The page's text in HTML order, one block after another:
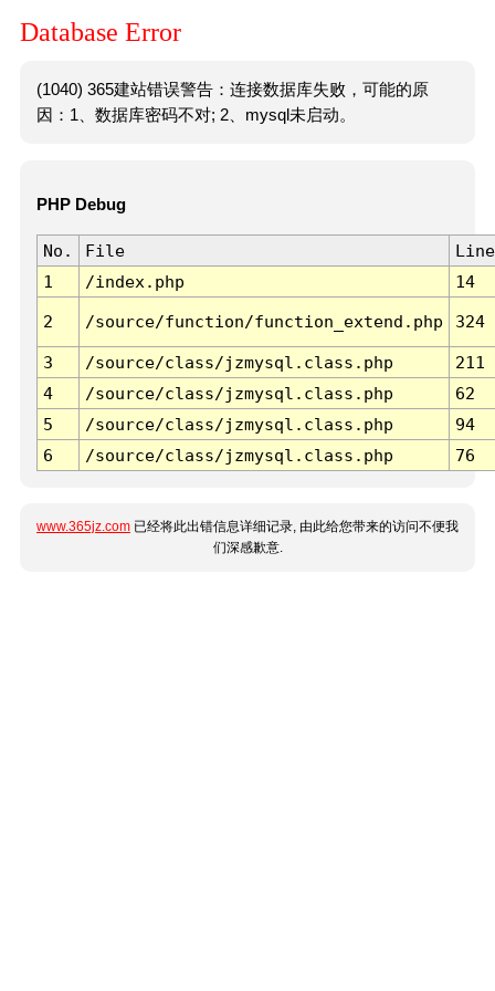
Database Error
(1040) 365建站错误警告：连接数据库失败，可能的原
因：1、数据库密码不对; 2、mysql未启动。
PHP Debug
No. File
Line
1
/index.php 14
2 /source/function/function_extend.php 324
3 /source/class/jzmysql.class.php
211
4
/source/class/jzmysql.class.php
62
5
/source/class/jzmysql.class.php
94
6
/source/class/jzmysql.class.php 76
www.365jz.com 已经将此出错信息详细记录, 由此给您带来的访问不便我
们深感歉意.